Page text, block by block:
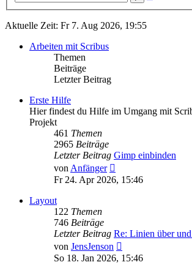
Aktuelle Zeit: Fr 7. Aug 2026, 19:55
Arbeiten mit Scribus
Themen
Beiträge
Letzter Beitrag
Erste Hilfe
Hier findest du Hilfe im Umgang mit
Projekt
461 Themen
2965 Beiträge
Letzter Beitrag Gimp einbinden
von Anfänger
Beitrag
Fr 24. Apr 2026, 15:46
Layout
122 Themen
746 Beiträge
Letzter Beitrag Re: Linien über
von JensJenson
Beitrag
So 18. Jan 2026, 15:46